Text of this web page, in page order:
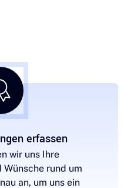
erfassen
wir uns Ihre
rund um
an, um uns ein